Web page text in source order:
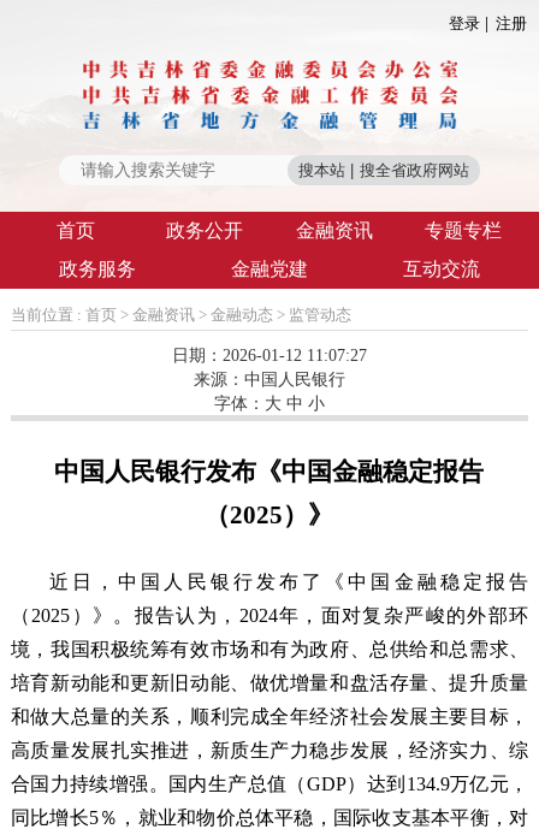
登录 注册
首页 政务公开 金融资讯
专题专栏
政务服务
金融党建 互动交流
当前位置 : 首页 > 金融资讯> 金融动态 > 监管动态
日期：2026-01-12 11:07:27
来源： 中国人民银行
字体： 大 中 小
中国人民银行发布《中国金融稳定报告
（2025）》
近日，中国人民银行发布了《中国金融稳定报告
（2025）》。报告认为，2024年，面对复杂严峻的外部环
境，我国积极统筹有效市场和有为政府、总供给和总需求、
培育新动能和更新旧动能、做优增量和盘活存量、提升质量
和做大总量的关系，顺利完成全年经济社会发展主要目标，
高质量发展扎实推进，新质生产力稳步发展，经济实力、综
合国力持续增强。国内生产总值（GDP）达到134.9万亿元，
同比增长5％，就业和物价总体平稳，国际收支基本平衡，对